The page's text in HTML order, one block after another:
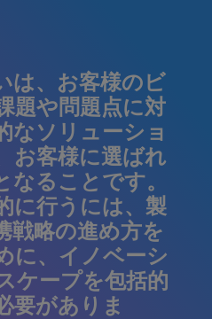
は、お客様のビ
題や問題点に対
なソリューショ
お客様に選ばれ
なることです。
に行うには、製
戦略の進め方を
に、イノベーシ
ケープを包括的
要がありま